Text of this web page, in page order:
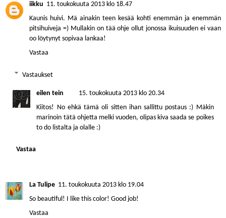
iikku 11. toukokuuta 2013 klo 18.47
Kaunis huivi. Mä ainakin teen kesää kohti enemmän ja enemmän
pitsihuiveja =) Mullakin on tää ohje ollut jonossa ikuisuuden ei vaan
oo löytynyt sopivaa lankaa!
Vastaa
Vastaukset
eilen tein
15. toukokuuta 2013 klo 20.34
Kiitos! No ehkä tämä oli sitten ihan sallittu postaus :) Mäkin
marinoin tätä ohjetta melki vuoden, olipas kiva saada se poikes
to do listalta ja olalle :)
Vastaa
La Tulipe 11. toukokuuta 2013 klo 19.04
So beautiful! I like this color! Good job!
Vastaa